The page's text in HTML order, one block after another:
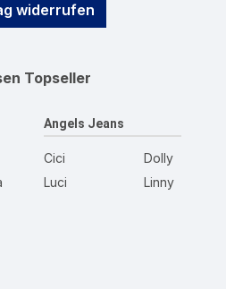
widerrufen
Topseller
Angels Jeans
Cici
Luci
Dolly
Linny